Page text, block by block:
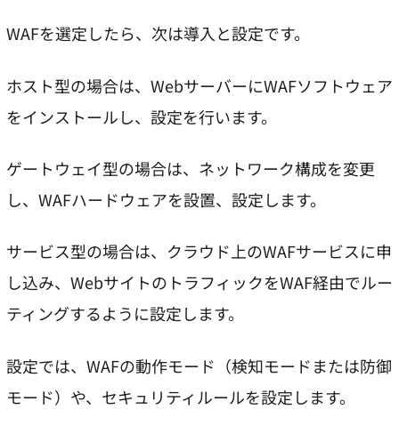
WAFを選定したら、次は導入と設定です。
ホスト型の場合は、WebサーバーにWAFソフトウェア
をインストールし、設定を行います。
ゲートウェイ型の場合は、ネットワーク構成を変更
し、WAFハードウェアを設置、設定します。
サービス型の場合は、クラウド上のWAFサービスに申
し込み、WebサイトのトラフィックをWAF経由でルー
ティングするように設定します。
設定では、WAFの動作モード（検知モードまたは防御
モード）や、セキュリティルールを設定します。